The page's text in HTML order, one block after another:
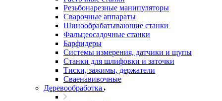
Резьбонарезные манипуляторы
Сварочные аппараты
Шинообрабатывающие станки
Фальцеосадочные станки
Барфидеры
Системы измерения, датчики и щупы
Станки для шлифовки и заточки
Тиски, зажимы, держатели
Cваенавивочные
Деревообработка